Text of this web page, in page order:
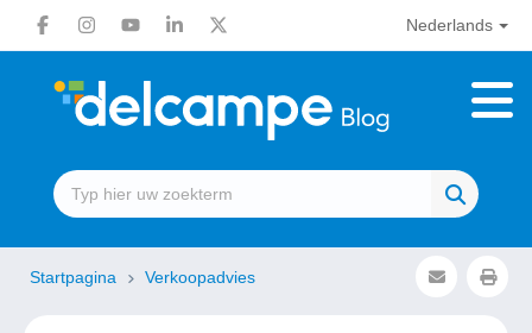
Nederlands
Startpagina Verkoopadvies